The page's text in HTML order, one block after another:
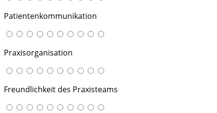
Patientenkommunikation
Praxisorganisation
Freundlichkeit des Praxisteams